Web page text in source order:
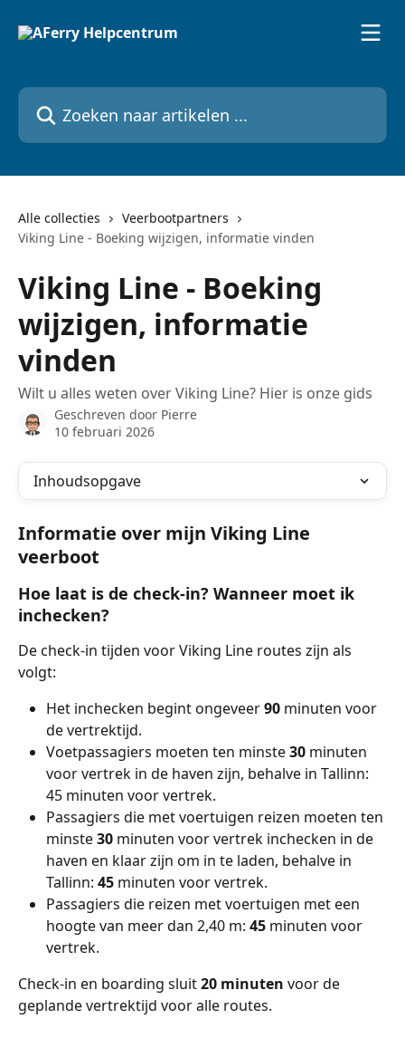
Zoeken naar artikelen ...
Alle collecties
Veerbootpartners
Viking Line - Boeking wijzigen, informatie vinden
Viking Line - Boeking
wijzigen, informatie
vinden
Wilt u alles weten over Viking Line? Hier is onze gids
Geschreven door Pierre
10 februari 2026
Inhoudsopgave
Informatie over mijn Viking Line
veerboot
Hoe laat is de check-in? Wanneer moet ik
inchecken?
De check-in tijden voor Viking Line routes zijn als
volgt:
Het inchecken begint ongeveer 90 minuten voor
de vertrektijd.
Voetpassagiers moeten ten minste 30 minuten
voor vertrek in de haven zijn, behalve in Tallinn:
45 minuten voor vertrek.
Passagiers die met voertuigen reizen moeten ten
minste 30 minuten voor vertrek inchecken in de
haven en klaar zijn om in te laden, behalve in
Tallinn: 45 minuten voor vertrek.
Passagiers die reizen met voertuigen met een
hoogte van meer dan 2,40 m: 45 minuten voor
vertrek.
Check-in en boarding sluit 20 minuten voor de
geplande vertrektijd voor alle routes.